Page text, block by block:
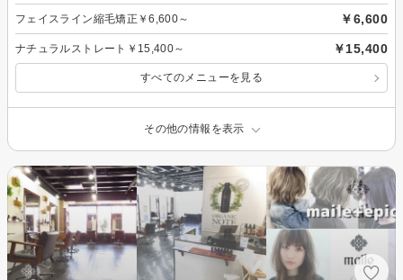
フェイスライン縮毛矯正￥6,600～ ￥6,600
ナチュラルストレート￥15,400～ ￥15,400
すべてのメニューを見る
その他の情報を表示